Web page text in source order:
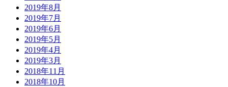
2019年8月
2019年7月
2019年6月
2019年5月
2019年4月
2019年3月
2018年11月
2018年10月